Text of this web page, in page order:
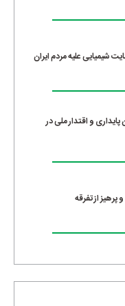
شیمیایی علیه مردم ایران
و اقتدار ملی در
از تفرقه